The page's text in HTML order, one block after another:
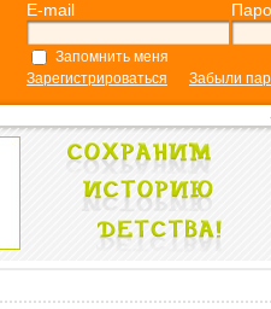
E-mail
Запомнить меня
Зарегистрироваться
Забыли